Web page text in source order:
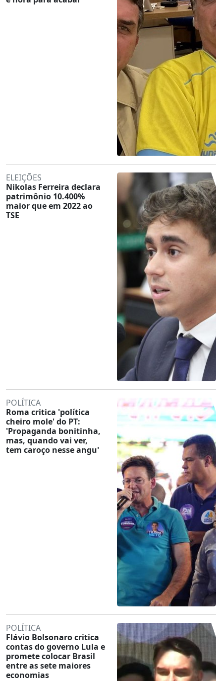
ELEIÇÕES
Nikolas Ferreira declara
patrimônio 10.400%
maior que em 2022 ao
TSE
POLÍTICA
Roma critica 'política
cheiro mole' do PT:
'Propaganda bonitinha,
mas, quando vai ver,
tem caroço nesse angu'
POLÍTICA
Flávio Bolsonaro critica
contas do governo Lula e
promete colocar Brasil
entre as sete maiores
economias